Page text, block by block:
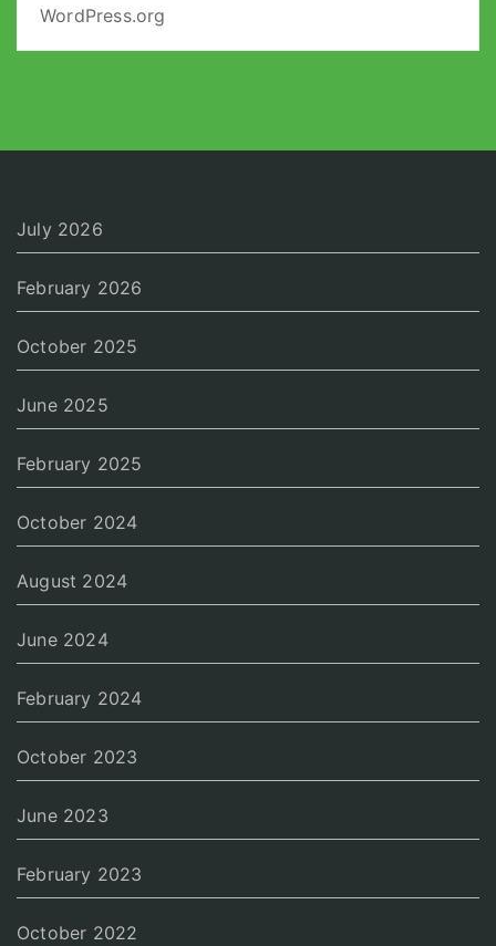
WordPress.org
July 2026
February 2026
October 2025
June 2025
February 2025
October 2024
August 2024
June 2024
February 2024
October 2023
June 2023
February 2023
October 2022